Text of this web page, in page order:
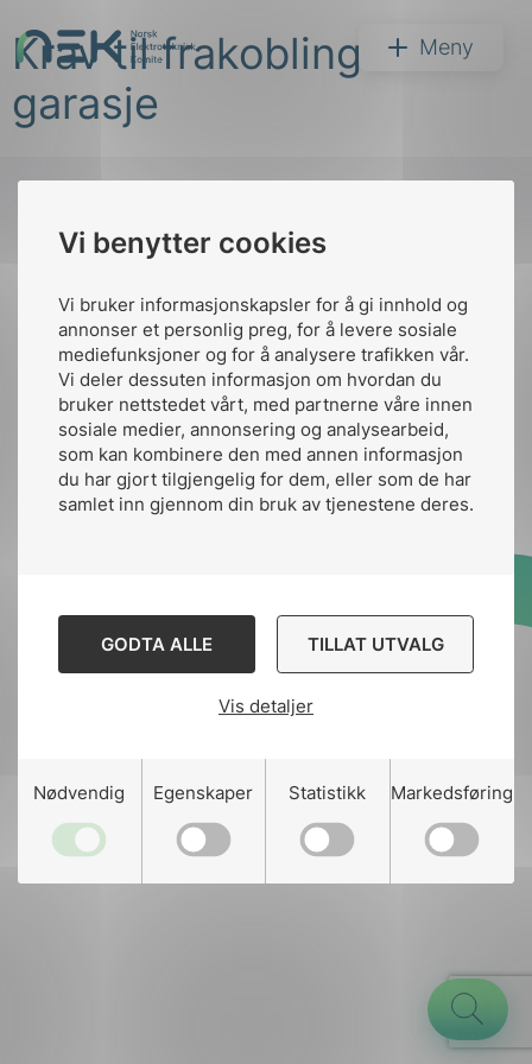
Vi benytter cookies
Vi bruker informasjonskapsler for å gi innhold og
annonser et personlig preg, for å levere sosiale
mediefunksjoner og for å analysere trafikken vår.
Vi deler dessuten informasjon om hvordan du
bruker nettstedet vårt, med partnerne våre innen
sosiale medier, annonsering og analysearbeid,
som kan kombinere den med annen informasjon
du har gjort tilgjengelig for dem, eller som de har
samlet inn gjennom din bruk av tjenestene deres.
GODTA ALLE TILLAT UTVALG
Vis detaljer
Nødvendig Egenskaper Statistikk Markedsføring
til
innhold
NEK Meny
Søk
Krav til frakobling
garasje
Kontakt oss
Ansatte
nek@nek.no
Kontakt
Bruk av Cookies
Designed and developed
Stem Agency
toppen